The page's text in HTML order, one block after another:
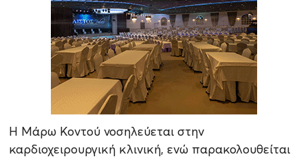
Η Μάρω Κοντού νοσηλεύεται στην
καρδιοχειρουργική κλινική, ενώ παρακολουθείται